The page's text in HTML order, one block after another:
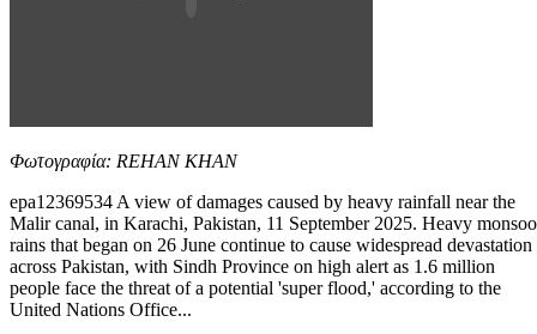
Φωτογραφία: REHAN KHAN
epa12369534 A view of damages caused by heavy rainfall near the
Malir canal, in Karachi, Pakistan, 11 September 2025. Heavy
rains that began on 26 June continue to cause widespread devastation
across Pakistan, with Sindh Province on high alert as 1.6 million
people face the threat of a potential 'super flood,' according to the
United Nations Office...